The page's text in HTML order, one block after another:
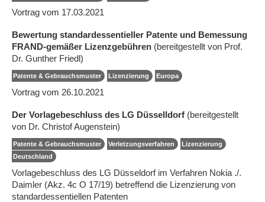
Vortrag vom 17.03.2021
Bewertung standardessentieller Patente und Bemessung
FRAND-gemäßer Lizenzgebühren (bereitgestellt von Prof.
Dr. Gunther Friedl)
Patente & Gebrauchsmuster Lizenzierung Europa
Vortrag vom 26.10.2021
Der Vorlagebeschluss des LG Düsselldorf (bereitgestellt
von Dr. Christof Augenstein)
Patente & Gebrauchsmuster Verletzungsverfahren
Lizenzierung
Deutschland
Vorlagebeschluss des LG Düsseldorf im Verfahren Nokia ./.
Daimler (Akz. 4c O 17/19) betreffend die Lizenzierung von
standardessentiellen Patenten